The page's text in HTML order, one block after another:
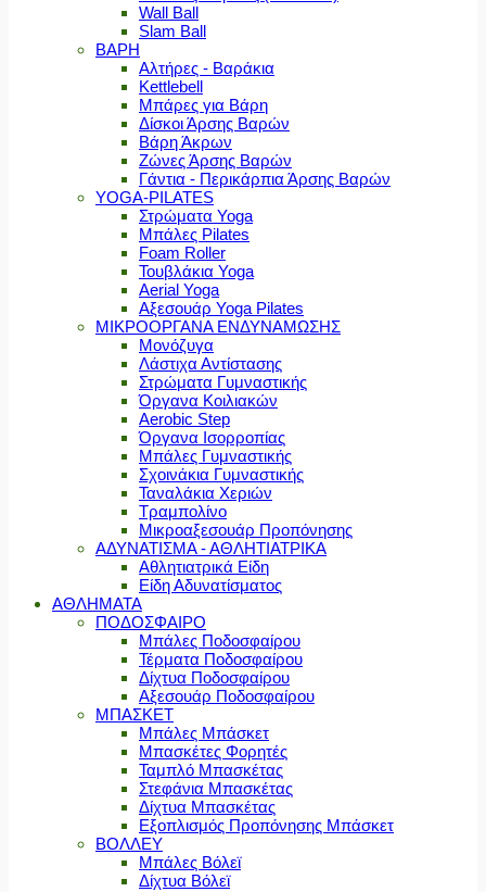
Wall Ball
Slam Ball
ΒΑΡΗ
Αλτήρες - Βαράκια
Kettlebell
Μπάρες για Βάρη
Δίσκοι Άρσης Βαρών
Βάρη Άκρων
Ζώνες Άρσης Βαρών
Γάντια - Περικάρπια Άρσης Βαρών
YOGA-PILATES
Στρώματα Yoga
Μπάλες Pilates
Foam Roller
Τουβλάκια Yoga
Aerial Yoga
Αξεσουάρ Yoga Pilates
ΜΙΚΡΟΟΡΓΑΝΑ ΕΝΔΥΝΑΜΩΣΗΣ
Μονόζυγα
Λάστιχα Αντίστασης
Στρώματα Γυμναστικής
Όργανα Κοιλιακών
Aerobic Step
Όργανα Ισορροπίας
Μπάλες Γυμναστικής
Σχοινάκια Γυμναστικής
Ταναλάκια Χεριών
Τραμπολίνο
Μικροαξεσουάρ Προπόνησης
ΑΔΥΝΑΤΙΣΜΑ - ΑΘΛΗΤΙΑΤΡΙΚΑ
Αθλητιατρικά Είδη
Είδη Αδυνατίσματος
ΑΘΛΗΜΑΤΑ
ΠΟΔΟΣΦΑΙΡΟ
Μπάλες Ποδοσφαίρου
Τέρματα Ποδοσφαίρου
Δίχτυα Ποδοσφαίρου
Αξεσουάρ Ποδοσφαίρου
ΜΠΑΣΚΕΤ
Μπάλες Μπάσκετ
Μπασκέτες Φορητές
Ταμπλό Μπασκέτας
Στεφάνια Μπασκέτας
Δίχτυα Μπασκέτας
Εξοπλισμός Προπόνησης Μπάσκετ
ΒΟΛΛΕΥ
Μπάλες Βόλεϊ
Δίχτυα Βόλεϊ